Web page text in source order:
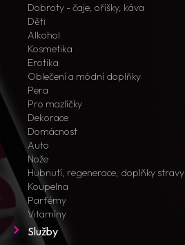
Dobroty - čaje, oříšky, káva
Děti
Alkohol
Kosmetika
Erotika
Oblečení a módní doplňky
Pera
Pro mazlíčky
Dekorace
Domácnost
Auto
Nože
Hubnutí, regenerace, doplňky stravy
Koupelna
Parfémy
Vitamíny
Služby